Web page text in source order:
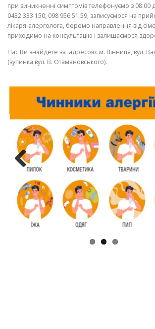
при виникненні симптомів телефонуємо з 08:00
0432 333 150; 098 956 51 59, записуємося на
лікаря-алерголога, беремо направлення від
приходимо на консультацію і залишаємося
Нас Ви знайдете за адресою: м. Вінниця, вул.
(зупинка вул. В. Отамановського).
Previo